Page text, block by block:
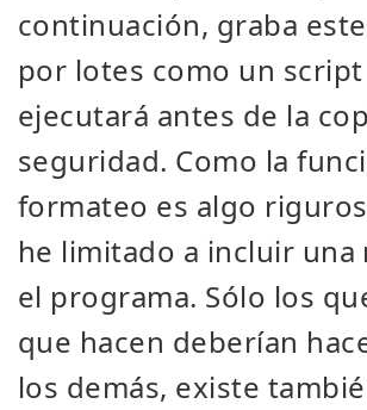
continuación, graba
por lotes como un
ejecutará antes de la
seguridad. Como la
formateo es algo
he limitado a incluir una
el programa. Sólo los
que hacen deberían
los demás, existe